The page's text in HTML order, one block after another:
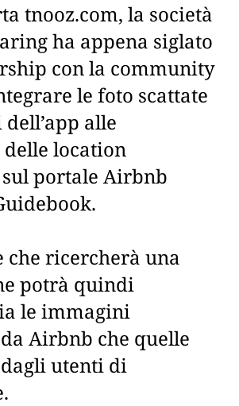
tnooz.com, la società
ha appena siglato
con la community
le foto scattate
alle
location
portale Airbnb
che ricercherà una
potrà quindi
le immagini
Airbnb che quelle
utenti di